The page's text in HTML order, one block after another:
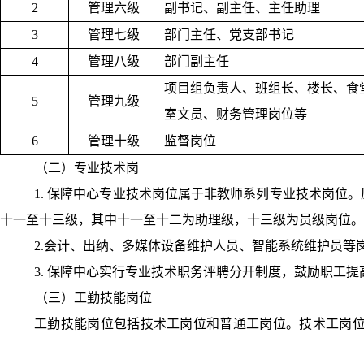
2
管理六级
副书记、副主任、主任助理
3
管理七级
部门主任、党支部书记
4
管理八级 部门副主任
5 管理九级
项目组负责人、班组长、楼长、食
室文员、财务管理岗位等
6
管理十级
监督岗位
（二）专业技术岗
1.保障中心专业技术岗位属于非教师系列专业技术岗位
十一至十三级，其中十一至十二为助理级，十三级为员级岗位。
2.会计、出纳、多媒体设备维护人员、智能系统维护员等
3. 保障中心实行专业技术职务评聘分开制度，鼓励职工
（三）工勤技能岗位
工勤技能岗位包括技术工岗位和普通工岗位。技术工岗